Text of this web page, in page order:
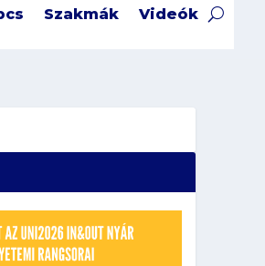
Szakmák Videók